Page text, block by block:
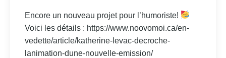
Encore un nouveau projet pour l’humoriste!
Voici les détails : https://www.noovomoi.ca/en-
vedette/article/katherine-levac-decroche-
lanimation-dune-nouvelle-emission/